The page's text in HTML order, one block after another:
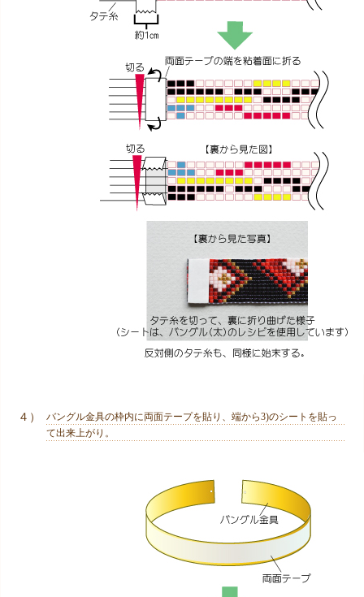
４）
バングル金具の枠内に両面テープを貼り、端から3)のシートを貼っ
て出来上がり。